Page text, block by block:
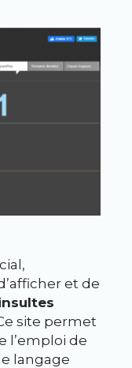
et de
site permet
l’emploi de
langage